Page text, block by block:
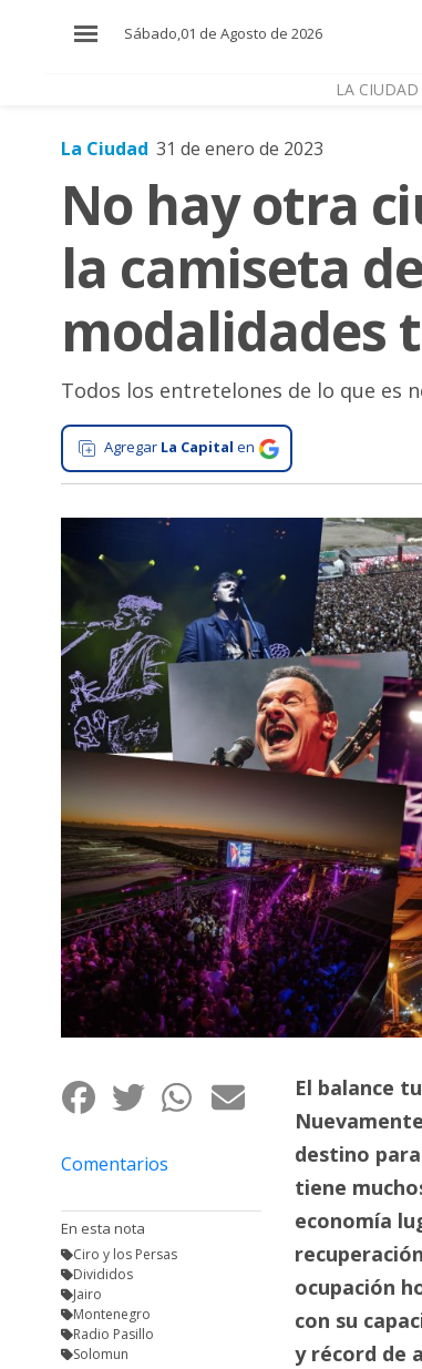
Sábado,01 de Agosto de 2026
LA CIUDAD
Mundo
Zona
Cultura
Tecnología
Gastronomía
Salud
General
Ciudad
Deportes
Espectáculos
Policiales
Cartelera
Fotos
Familia
Clasificados
Fúnebres
La Ciudad 31 de enero de 2023
No hay otra
la camiseta
modalidades
Todos los entretelones de lo que es
Agregar La Capital en
Comentarios
En esta nota
Ciro y los Persas
Divididos
Jairo
Montenegro
Radio Pasillo
Solomun
El balance
destino
tiene
economía
ocupación
con su
y récord de